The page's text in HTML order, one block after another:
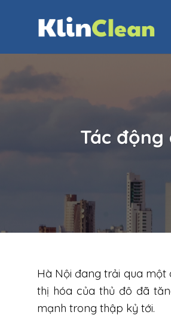
Tác động
Hà Nội đang trải qua một
thị hóa của thủ đô đã
mạnh trong thập kỷ tới.